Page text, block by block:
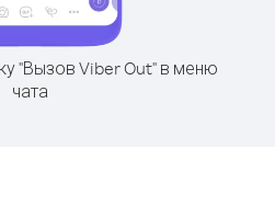
"Вызов Viber Out" в меню
чата